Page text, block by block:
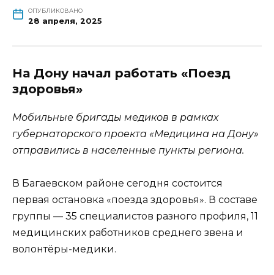
ОПУБЛИКОВАНО
28 апреля, 2025
На Дону начал работать «Поезд
здоровья»
Мобильные бригады медиков в рамках
губернаторского проекта «Медицина на Дону»
отправились в населенные пункты региона.
В Багаевском районе сегодня состоится
первая остановка «поезда здоровья». В составе
группы — 35 специалистов разного профиля, 11
медицинских работников среднего звена и
волонтёры-медики.